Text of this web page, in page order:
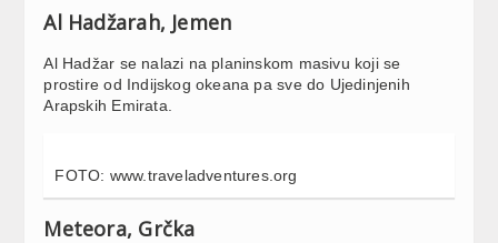
Al Hadžarah, Jemen
Al Hadžar se nalazi na planinskom masivu koji se
prostire od Indijskog okeana pa sve do Ujedinjenih
Arapskih Emirata.
FOTO: www.traveladventures.org
Meteora, Grčka